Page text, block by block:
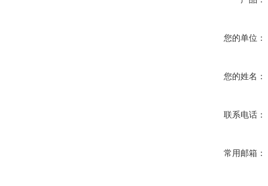
您的单位：
您的姓名：
联系电话：
常用邮箱：